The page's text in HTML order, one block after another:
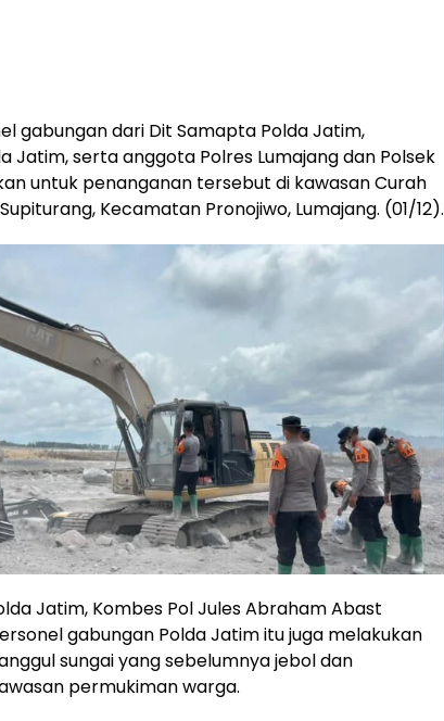
gabungan dari Dit Samapta Polda Jatim,
Jatim, serta anggota Polres Lumajang dan Polsek
untuk penanganan tersebut di kawasan Curah
Kecamatan Pronojiwo, Lumajang. (01/12).
Jatim, Kombes Pol Jules Abraham Abast
gabungan Polda Jatim itu juga melakukan
sungai yang sebelumnya jebol dan
permukiman warga.